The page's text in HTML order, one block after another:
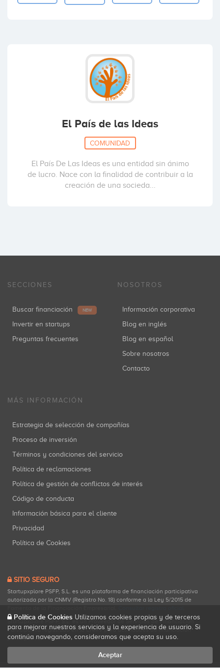
El País de las Ideas
COMUNIDAD
El País De Las Ideas es una entidad sin ánimo
de lucro. Nace con la finalidad de contribuir a la
creación de una socieda...
SECCIONES
Buscar financiación NEW
Invertir en startups
Preguntas frecuentes
NOSOTROS
Información corporativa
Blog en inglés
Blog en español
Sobre nosotros
Contacto
MÁS INFORMACIÓN
Estrategia de selección de compañías
Proceso de inversión
Términos y condiciones del servicio
Política de reclamaciones
Política de gestión de conflictos de interés
Código de conducta
Información básica para el cliente
Privacidad
Política de Cookies
SITIO SEGURO
Startupxplore PSFP, S.L. es una plataforma de financiación participativa
autorizada por la CNMV (Registro No. 18) conforme a la Ley 5/2015 de
Startupxplore PSFP, S.L. es un Proveedor de Servicios de Financiación
Participativa registrado en la CNMV para actividades de financiación
participativa.
Política de Cookies Utilizamos cookies propias y de terceros
para mejorar nuestros servicios y la experiencia de usuario. Si
continúa navegando, consideramos que acepta su uso.
Aceptar